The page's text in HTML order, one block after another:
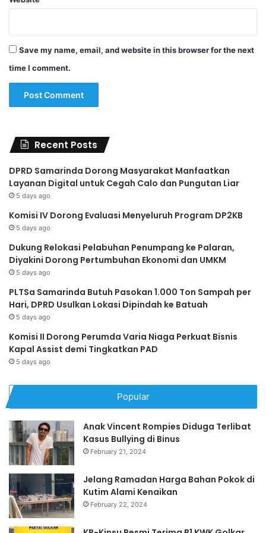
Save my name, email, and website in this browser for the next
time I comment.
Recent Posts
DPRD Samarinda Dorong Masyarakat Manfaatkan
Layanan Digital untuk Cegah Calo dan Pungutan Liar
5 days ago
Komisi IV Dorong Evaluasi Menyeluruh Program DP2KB
5 days ago
Dukung Relokasi Pelabuhan Penumpang ke Palaran,
Diyakini Dorong Pertumbuhan Ekonomi dan UMKM
5 days ago
PLTSa Samarinda Butuh Pasokan 1.000 Ton Sampah per
Hari, DPRD Usulkan Lokasi Dipindah ke Batuah
5 days ago
Komisi II Dorong Perumda Varia Niaga Perkuat Bisnis
Kapal Assist demi Tingkatkan PAD
5 days ago
Popular
Anak Vincent Rompies Diduga Terlibat
Kasus Bullying di Binus
February 21, 2024
Jelang Ramadan Harga Bahan Pokok di
Kutim Alami Kenaikan
February 22, 2024